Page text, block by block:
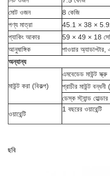
মোট ওজন
8 কেজি
পণ্য মাত্রা
45.1 × 38 ×
প্যাকিং আকার
59 × 49 × 18
আনুষাঙ্গিক
পাওয়ার অ্যাডাপ্টার,
অন্যান্য
মাউন্ট করা (বিকল্প)
এমবেডেড মাউন্ট স্ক্রু
প্রাচীর মাউন্ট
ডেস্ক স্ট্যান্ড
ওয়ারেন্টি
1 বছরের ওয়ারেন্টি
ছবি